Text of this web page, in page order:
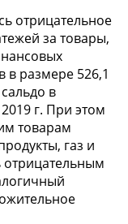
отрицательное
за товары,
в размере 526,1
в
г. При этом
товарам
газ и
отрицательным